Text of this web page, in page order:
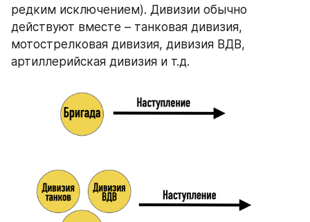
редким исключением). Дивизии обычно
действуют вместе – танковая дивизия,
мотострелковая дивизия, дивизия ВДВ,
артиллерийская дивизия и т.д.